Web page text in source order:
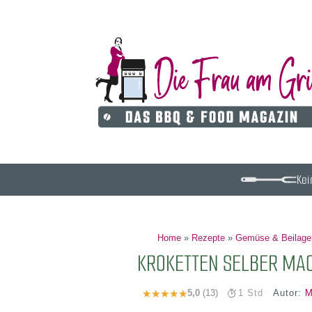
Home» Rezepte» Gemüse &
KROKETTEN SELBER
5,0 (13) 1 Std Autor: